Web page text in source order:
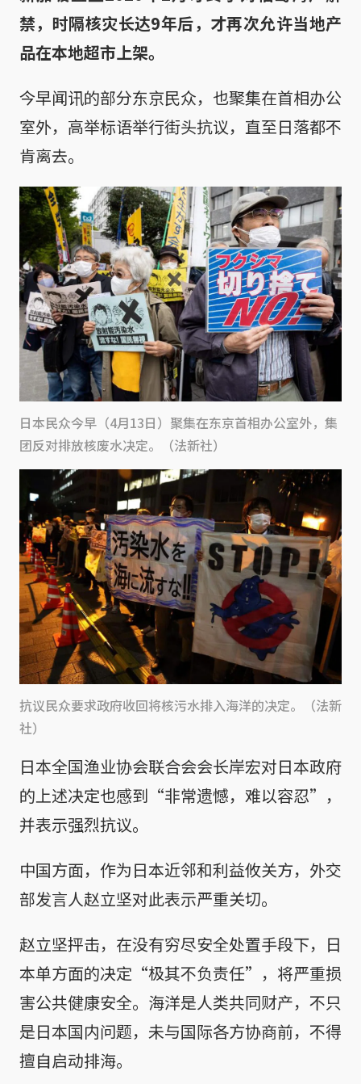
禁，时隔核灾长达9年后，才再次允许当地产
品在本地超市上架。
今早闻讯的部分东京民众，也聚集在首相办公
室外，高举标语举行街头抗议，直至日落都不
肯离去。
日本民众今早（4月13日）聚集在东京首相办公室外，集
团反对排放核废水决定。（法新社）
抗议民众要求政府收回将核污水排入海洋的决定。（法新
社）
日本全国渔业协会联合会会长岸宏对日本政府
的上述决定也感到“非常遗憾，难以容忍”，
并表示强烈抗议。
中国方面，作为日本近邻和利益攸关方，外交
部发言人赵立坚对此表示严重关切。
赵立坚抨击，在没有穷尽安全处置手段下，日
本单方面的决定“极其不负责任”，将严重损
害公共健康安全。海洋是人类共同财产，不只
是日本国内问题，未与国际各方协商前，不得
擅自启动排海。